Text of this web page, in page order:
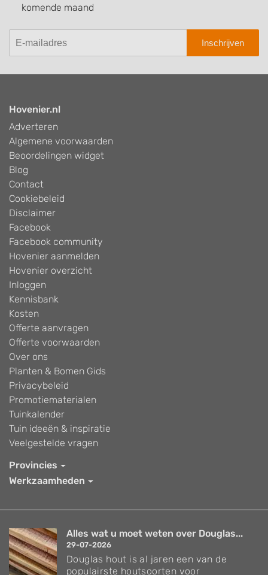
komende maand
Inschrijven
Hovenier.nl
Adverteren
Algemene voorwaarden
Beoordelingen widget
Blog
Contact
Cookiebeleid
Disclaimer
Facebook
Facebook community
Hovenier aanmelden
Hovenier overzicht
Inloggen
Kennisbank
Kosten
Offerte aanvragen
Offerte voorwaarden
Over ons
Planten & Bomen Gids
Privacybeleid
Promotiematerialen
Tuinkalender
Tuin ideeën & inspiratie
Veelgestelde vragen
Provincies
Werkzaamheden
Alles wat u moet weten over Douglas...
29-07-2026
Douglas hout is al jaren een van de
populairste houtsoorten voor